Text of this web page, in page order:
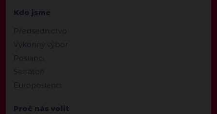
Kdo jsme
Předsednictvo
Výkonný výbor
Poslanci
Senátoři
Europoslanci
Proč nás volit